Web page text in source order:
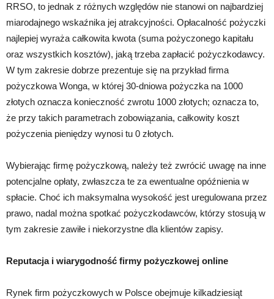
RRSO, to jednak z różnych względów nie stanowi on najbardziej
miarodajnego wskaźnika jej atrakcyjności. Opłacalność pożyczki
najlepiej wyraża całkowita kwota (suma pożyczonego kapitału
oraz wszystkich kosztów), jaką trzeba zapłacić pożyczkodawcy.
W tym zakresie dobrze prezentuje się na przykład firma
pożyczkowa Wonga, w której 30-dniowa pożyczka na 1000
złotych oznacza konieczność zwrotu 1000 złotych; oznacza to,
że przy takich parametrach zobowiązania, całkowity koszt
pożyczenia pieniędzy wynosi tu 0 złotych.
Wybierając firmę pożyczkową, należy też zwrócić uwagę na inne
potencjalne opłaty, zwłaszcza te za ewentualne opóźnienia w
spłacie. Choć ich maksymalna wysokość jest uregulowana przez
prawo, nadal można spotkać pożyczkodawców, którzy stosują w
tym zakresie zawiłe i niekorzystne dla klientów zapisy.
Reputacja i wiarygodność firmy pożyczkowej online
Rynek firm pożyczkowych w Polsce obejmuje kilkadziesiąt